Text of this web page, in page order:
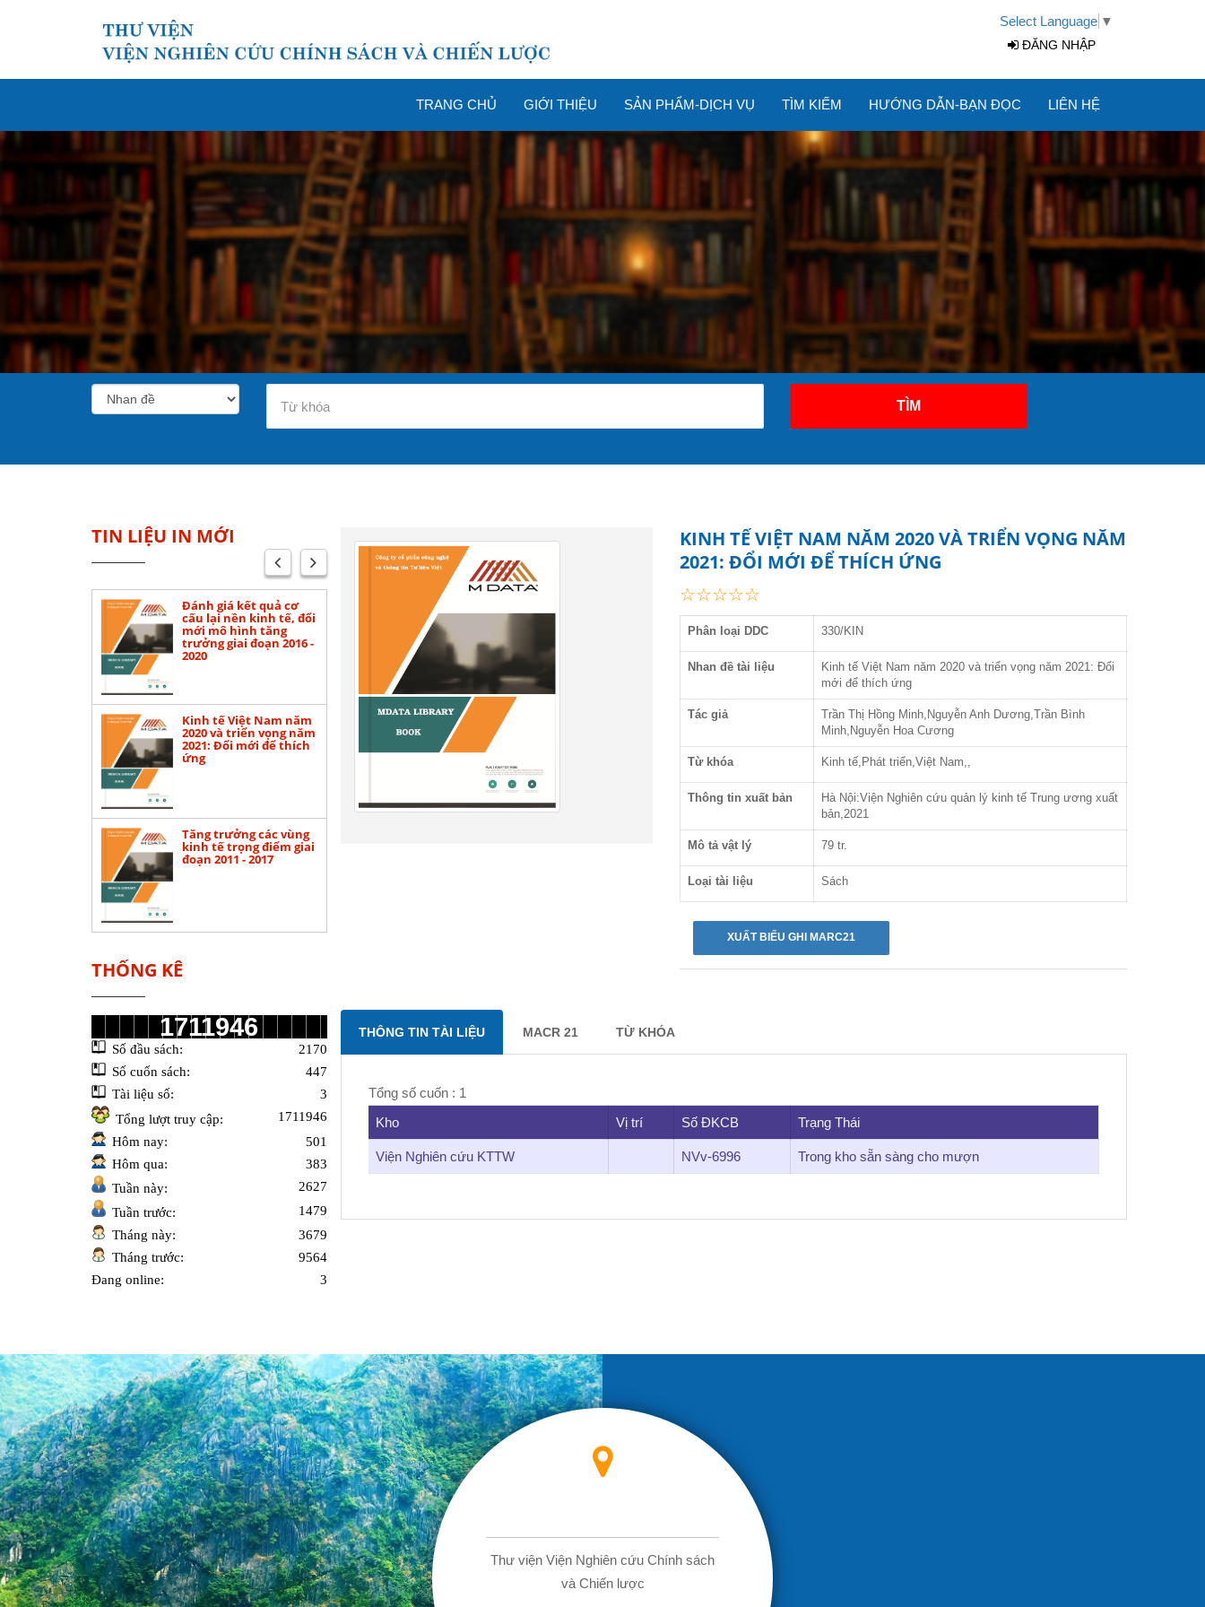
Select Language ▼
ĐĂNG NHẬP
TRANG CHỦ GIỚI THIỆU SẢN PHẨM-DỊCH VỤ TÌM KIẾM HƯỚNG DẪN-BẠN ĐỌC LIÊN HỆ
TÌM
TIN LIỆU IN MỚI
Đánh giá kết quả cơ
cấu lại nền kinh tế, đổi
mới mô hình tăng
trưởng giai đoạn 2016 -
2020
Kinh tế Việt Nam năm
2020 và triển vọng năm
2021: Đổi mới để thích
ứng
Tăng trưởng các vùng
kinh tế trọng điểm giai
đoạn 2011 - 2017
Đổi mới mô hình tăng
trưởng kinh tế ở Việt
Nam
Kinh tế nhà nước, cơ
cấu lại DNNN: Đánh
giá kết quả thực hiện
giai đoạn 2011 - 2020 và
đề xuất phương
hướng giải pháp cho
giai đoạn 2021 - 2030
THỐNG KÊ
1711946
Số đầu sách:
2170
Số cuốn sách:
447
Tài liệu số:
3
Tổng lượt truy cập:
1711946
Hôm nay:
501
Hôm qua:
383
Tuần này:
2627
Tuần trước:
1479
Tháng này:
3679
Tháng trước:
9564
Đang online:
3
KINH TẾ VIỆT NAM NĂM 2020 VÀ TRIỂN VỌNG NĂM
2021: ĐỔI MỚI ĐỂ THÍCH ỨNG
☆
☆
☆
☆
☆
Phân loại DDC 330/KIN
Nhan đề tài liệu
Kinh tế Việt Nam năm 2020 và triển vọng năm 2021: Đổi
mới để thích ứng
Tác giả
Trần Thị Hồng Minh,Nguyễn Anh Dương,Trần Bình
Minh,Nguyễn Hoa Cương
Từ khóa Kinh tế,Phát triển,Việt Nam,,
Thông tin xuất bản
Hà Nội:Viện Nghiên cứu quản lý kinh tế Trung ương xuất
bản,2021
Mô tả vật lý 79 tr.
Loại tài liệu Sách
THÔNG TIN TÀI LIỆU MACR 21 TỪ KHÓA
Tổng số cuốn : 1
Kho
Vị trí Số ĐKCB Trạng Thái
Viện Nghiên cứu KTTW NVv-6996 Trong kho sẵn sàng cho mượn
Thư viện Viện Nghiên cứu Chính sách
và Chiến lược